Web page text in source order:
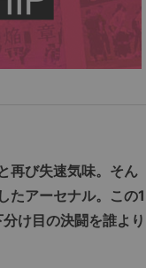
再び失速気味。そん
たアーセナル。この1
け目の決闘を誰より